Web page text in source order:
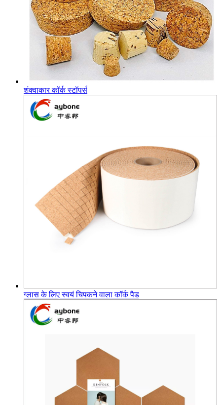
शंक्वाकार कॉर्क स्टॉपर्स
ग्लास के लिए स्वयं चिपकने वाला कॉर्क पैड